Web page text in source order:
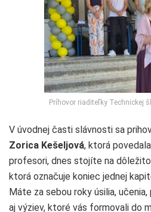
Príhovor riaditeľky Technickej
V úvodnej časti slávnosti sa
Zorica Kešeljová, ktorá
profesori, dnes stojíte na
ktorá označuje koniec jednej
Máte za sebou roky úsilia,
aj výziev, ktoré vás formovali do